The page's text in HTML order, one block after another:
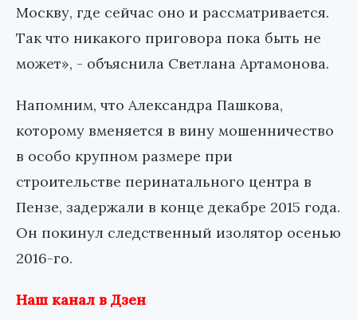
Москву, где сейчас оно и рассматривается.
Так что никакого приговора пока быть не
может», - объяснила Светлана Артамонова.
Напомним, что Александра Пашкова,
которому вменяется в вину мошенничество
в особо крупном размере при
строительстве перинатального центра в
Пензе, задержали в конце декабре 2015 года.
Он покинул следственный изолятор осенью
2016-го.
Наш канал в Дзен